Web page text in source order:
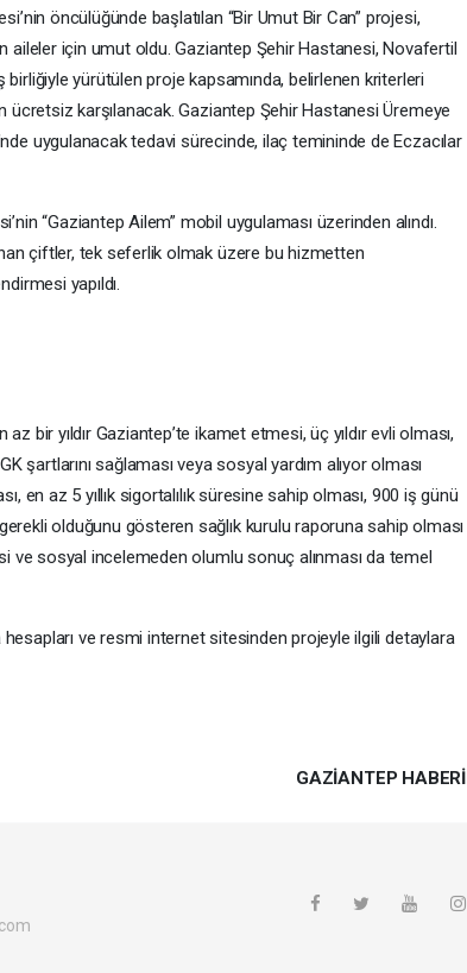
öncülüğünde başlatılan “Bir Umut Bir Can” projesi,
için umut oldu. Gaziantep Şehir Hastanesi, Novafertil
birliğiyle yürütülen proje kapsamında, belirlenen kriterleri
karşılanacak. Gaziantep Şehir Hastanesi Üremeye
uygulanacak tedavi sürecinde, ilaç temininde de Eczacılar
“Gaziantep Ailem” mobil uygulaması üzerinden alındı.
çiftler, tek seferlik olmak üzere bu hizmetten
yapıldı.
bir yıldır Gaziantep’te ikamet etmesi, üç yıldır evli olması,
şartlarını sağlaması veya sosyal yardım alıyor olması
en az 5 yıllık sigortalılık süresine sahip olması, 900 iş günü
olduğunu gösteren sağlık kurulu raporuna sahip olması
ve sosyal incelemeden olumlu sonuç alınması da temel
ve resmi internet sitesinden projeyle ilgili detaylara
GAZIANTEP HABERİ